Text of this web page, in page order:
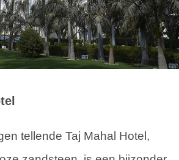
tellende Taj Mahal Hotel,